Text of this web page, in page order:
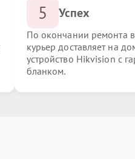
5 Успех
По окончании ремонта
курьер доставляет на
устройство Hikvision с
бланком.